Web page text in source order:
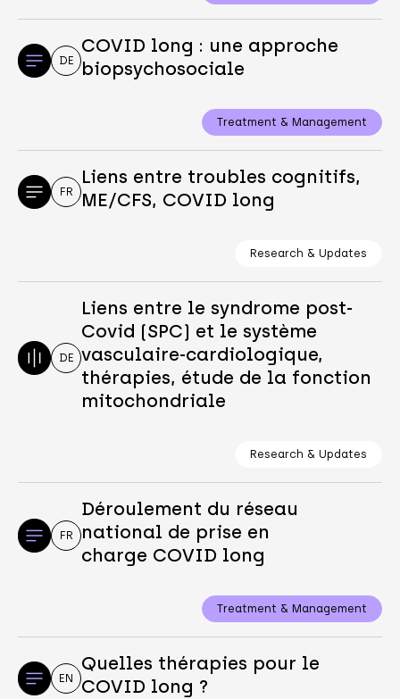
DE
COVID long : une approche
biopsychosociale
Treatment & Management
FR
Liens entre troubles cognitifs,
ME/CFS, COVID long
Research & Updates
DE
Liens entre le syndrome post-
Covid (SPC) et le système
vasculaire-cardiologique,
thérapies, étude de la fonction
mitochondriale
Research & Updates
FR
Déroulement du réseau
national de prise en
charge COVID long
Treatment & Management
EN
Quelles thérapies pour le
COVID long ?